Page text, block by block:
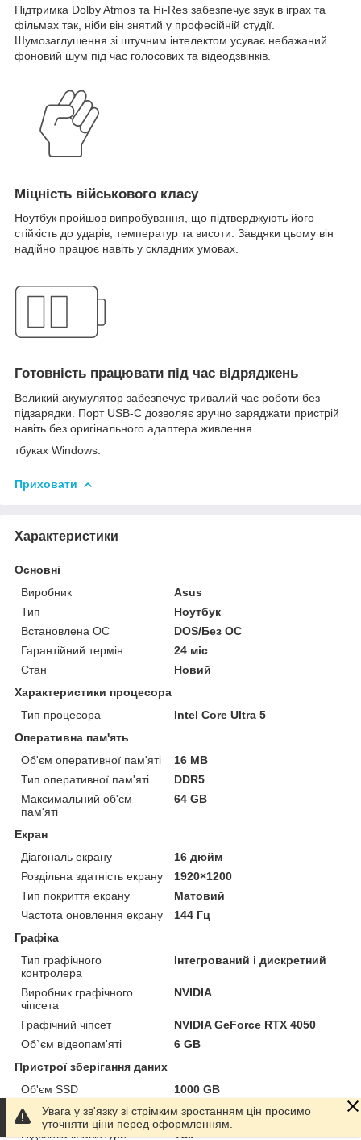
Підтримка Dolby Atmos та Hi-Res забезпечує звук в іграх та
фільмах так, ніби він знятий у професійній студії.
Шумозаглушення зі штучним інтелектом усуває небажаний
фоновий шум під час голосових та відеодзвінків.
Міцність військового класу
Ноутбук пройшов випробування, що підтверджують його
стійкість до ударів, температур та висоти. Завдяки цьому він
надійно працює навіть у складних умовах.
Готовність працювати під час відряджень
Великий акумулятор забезпечує тривалий час роботи без
підзарядки. Порт USB-C дозволяє зручно заряджати пристрій
навіть без оригінального адаптера живлення.
тбуках Windows.
Приховати
Характеристики
Основні
Виробник
Asus
Тип
Ноутбук
Встановлена ОС
DOS/Без ОС
Гарантійний термін
24 міс
Стан
Новий
Характеристики процесора
Тип процесора
Intel Core Ultra 5
Оперативна пам'ять
Об'єм оперативної пам'яті
16 MB
Тип оперативної пам'яті
DDR5
Максимальний об'єм
пам'яті
64 GB
Екран
Діагональ екрану
16 дюйм
Роздільна здатність екрану
1920×1200
Тип покриття екрану
Матовий
Частота оновлення екрану
144 Гц
Графіка
Тип графічного
контролера
Інтегрований і дискретний
Виробник графічного
чіпсета
NVIDIA
Графічний чіпсет
NVIDIA GeForce RTX 4050
Об`єм відеопам'яті
6 GB
Пристрої зберігання даних
Об'єм SSD
1000 GB
Додаткові характеристики
Підсвітка клавіатури
Так
Увага у зв'язку зі стрімким зростанням цін просимо
уточняти ціни перед оформленням.